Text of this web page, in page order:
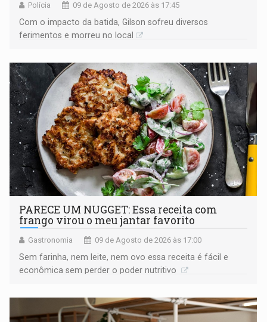
Polícia 09 de Agosto de 2026 às 17:45
​Com o impacto da batida, Gilson sofreu diversos
ferimentos e morreu no local
PARECE UM NUGGET: Essa receita com
frango virou o meu jantar favorito
Gastronomia 09 de Agosto de 2026 às 17:00
Sem farinha, nem leite, nem ovo essa receita é fácil e
econômica sem perder o poder nutritivo